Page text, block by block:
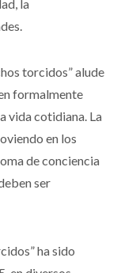
la
torcidos” alude
formalmente
vida cotidiana. La
en los
de conciencia
ser
ha sido